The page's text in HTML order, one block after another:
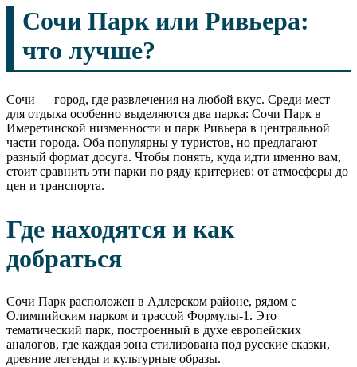
Сочи Парк или Ривьера:
что лучше?
Сочи — город, где развлечения на любой вкус. Среди мест
для отдыха особенно выделяются два парка: Сочи Парк в
Имеретинской низменности и парк Ривьера в центральной
части города. Оба популярны у туристов, но предлагают
разный формат досуга. Чтобы понять, куда идти именно вам,
стоит сравнить эти парки по ряду критериев: от атмосферы до
цен и транспорта.
Где находятся и как
добраться
Сочи Парк расположен в Адлерском районе, рядом с
Олимпийским парком и трассой Формулы-1. Это
тематический парк, построенный в духе европейских
аналогов, где каждая зона стилизована под русские сказки,
древние легенды и культурные образы.